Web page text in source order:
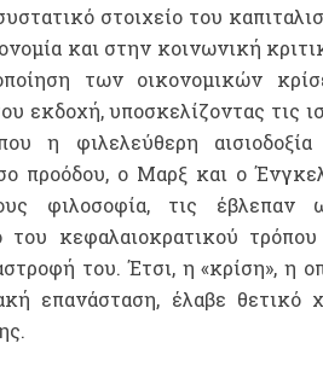
στοιχείο του
και στην κοινωνική
των οικονομικών
εκδοχή, υποσκελίζοντας τις
η φιλελεύθερη
προόδου, ο Μαρξ και ο
φιλοσοφία, τις έβλεπαν
του κεφαλαιοκρατικού
του. Έτσι, η «κρίση», η
επανάσταση, έλαβε θετικό